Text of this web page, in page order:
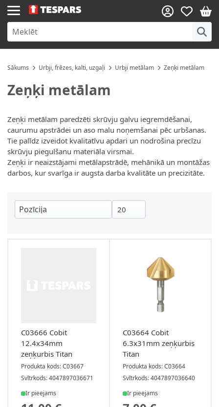
Skip to Content
Sākums Urbji, frēzes, kalti, uzgaļi Urbji metālam Zeņķi metālam
Zeņķi metālam
Zeņķi metālam paredzēti skrūvju galvu iegremdēšanai,
caurumu apstrādei un aso malu noņemšanai pēc urbšanas.
Tie palīdz izveidot kvalitatīvu apdari un nodrošina precīzu
skrūvju piegulšanu materiāla virsmai.
Zeņķi ir neaizstājami metālapstrādē, mehānikā un montāžas
darbos, kur svarīga ir augsta darba kvalitāte un precizitāte.
C03666 Cobit
12.4x34mm
zeņķurbis Titan
Produkta kods: C03667
Svītrkods: 4047897036671
Ir pieejams
C03664 Cobit
6.3x31mm zeņķurbis
Titan
Produkta kods: C03664
Svītrkods: 4047897036640
Ir pieejams